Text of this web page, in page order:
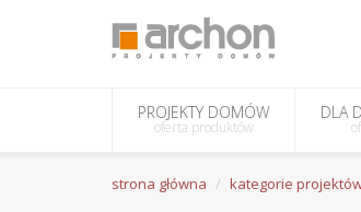
PROJEKTY DOMÓW
oferta produktów
DLA
strona główna kategorie